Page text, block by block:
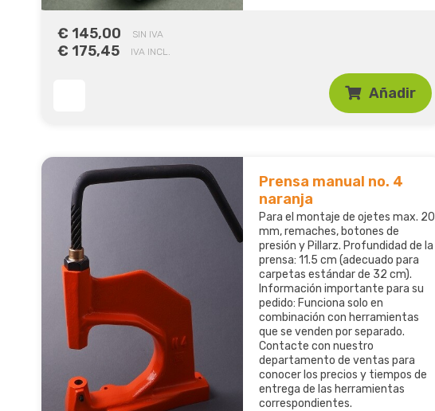
€ 145,00 SIN IVA
€ 175,45 IVA INCL.
Añadir
Prensa manual no. 4
naranja
Para el montaje de ojetes max. 20
mm, remaches, botones de
presión y Pillarz. Profundidad de la
prensa: 11.5 cm (adecuado para
carpetas estándar de 32 cm).
Información importante para su
pedido: Funciona solo en
combinación con herramientas
que se venden por separado.
Contacte con nuestro
departamento de ventas para
conocer los precios y tiempos de
entrega de las herramientas
correspondientes.